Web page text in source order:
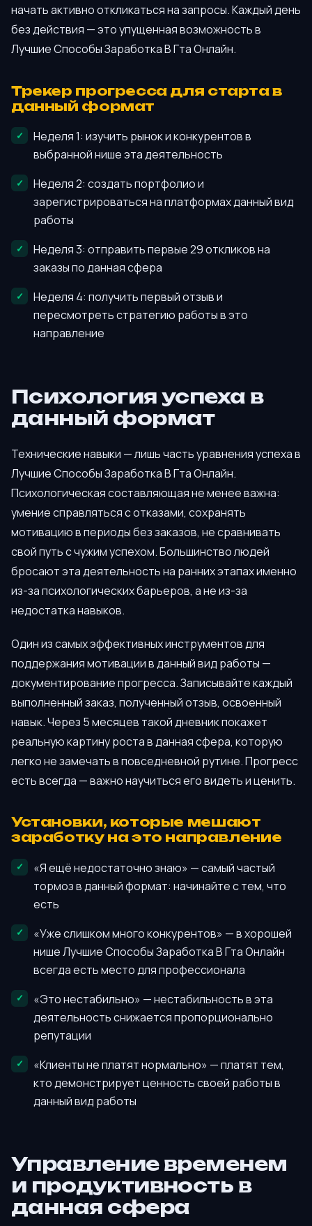
начать активно откликаться на запросы. Каждый день
без действия — это упущенная возможность в
Лучшие Способы Заработка В Гта Онлайн.
Трекер прогресса для старта в
данный формат
Неделя 1: изучить рынок и конкурентов в
выбранной нише эта деятельность
Неделя 2: создать портфолио и
зарегистрироваться на платформах данный вид
работы
Неделя 3: отправить первые 29 откликов на
заказы по данная сфера
Неделя 4: получить первый отзыв и
пересмотреть стратегию работы в это
направление
Психология успеха в
данный формат
Технические навыки — лишь часть уравнения успеха в
Лучшие Способы Заработка В Гта Онлайн.
Психологическая составляющая не менее важна:
умение справляться с отказами, сохранять
мотивацию в периоды без заказов, не сравнивать
свой путь с чужим успехом. Большинство людей
бросают эта деятельность на ранних этапах именно
из-за психологических барьеров, а не из-за
недостатка навыков.
Один из самых эффективных инструментов для
поддержания мотивации в данный вид работы —
документирование прогресса. Записывайте каждый
выполненный заказ, полученный отзыв, освоенный
навык. Через 5 месяцев такой дневник покажет
реальную картину роста в данная сфера, которую
легко не замечать в повседневной рутине. Прогресс
есть всегда — важно научиться его видеть и ценить.
Установки, которые мешают
заработку на это направление
«Я ещё недостаточно знаю» — самый частый
тормоз в данный формат: начинайте с тем, что
есть
«Уже слишком много конкурентов» — в хорошей
нише Лучшие Способы Заработка В Гта Онлайн
всегда есть место для профессионала
«Это нестабильно» — нестабильность в эта
деятельность снижается пропорционально
репутации
«Клиенты не платят нормально» — платят тем,
кто демонстрирует ценность своей работы в
данный вид работы
Управление временем
и продуктивность в
данная сфера